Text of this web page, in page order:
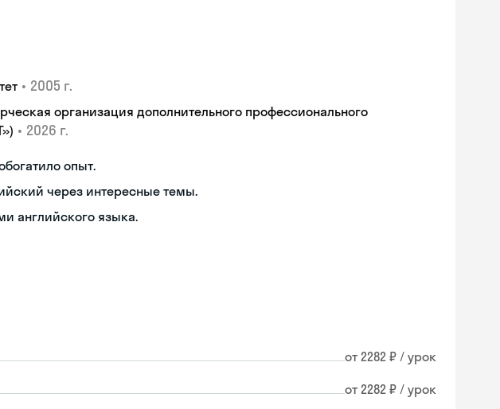
• 2005 г.
организация дополнительного профессионального
• 2026 г.
опыт.
через интересные темы.
английского языка.
от 2282 ₽ / урок
от 2282 ₽ / урок